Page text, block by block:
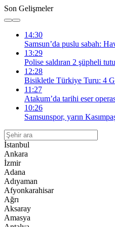
Son Gelişmeler
14:30
Samsun’da puslu sabah:
13:29
Polise saldıran 2 şüpheli
12:28
Bisikletle Türkiye Turu: 4
11:27
Atakum’da tarihi eser
10:26
Samsunspor, yarın
İstanbul
Ankara
İzmir
Adana
Adıyaman
Afyonkarahisar
Ağrı
Aksaray
Amasya